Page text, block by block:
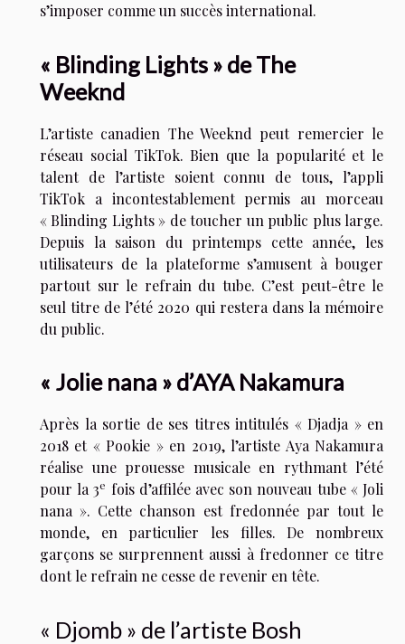
s’imposer comme un succès international.
« Blinding Lights » de The
Weeknd
L’artiste canadien The Weeknd peut remercier le
réseau social TikTok. Bien que la popularité et le
talent de l’artiste soient connu de tous, l’appli
TikTok a incontestablement permis au morceau
« Blinding Lights » de toucher un public plus large.
Depuis la saison du printemps cette année, les
utilisateurs de la plateforme s’amusent à bouger
partout sur le refrain du tube. C’est peut-être le
seul titre de l’été 2020 qui restera dans la mémoire
du public.
« Jolie nana » d’AYA Nakamura
Après la sortie de ses titres intitulés « Djadja » en
2018 et « Pookie » en 2019, l’artiste Aya Nakamura
réalise une prouesse musicale en rythmant l’été
pour la 3e fois d’affilée avec son nouveau tube « Joli
nana ». Cette chanson est fredonnée par tout le
monde, en particulier les filles. De nombreux
garçons se surprennent aussi à fredonner ce titre
dont le refrain ne cesse de revenir en tête.
« Djomb » de l’artiste Bosh